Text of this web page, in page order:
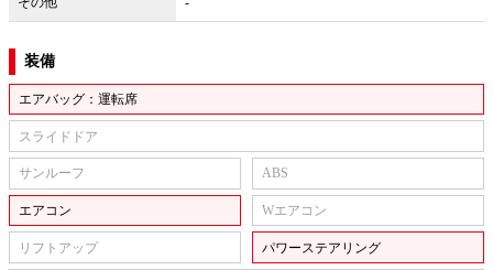
装備
エアバッグ：運転席
スライドドア
サンルーフ ABS
エアコン Wエアコン
リフトアップ パワーステアリング